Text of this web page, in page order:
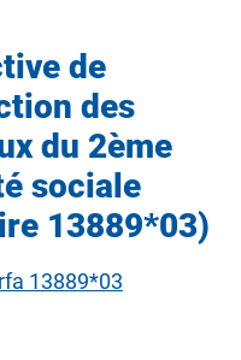
de
des
du 2ème
sociale
13889*03)
13889*03